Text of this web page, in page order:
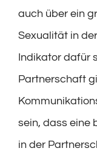
auch über ein
Sexualität in
Indikator dafür
Partnerschaft
sein, dass eine
in der